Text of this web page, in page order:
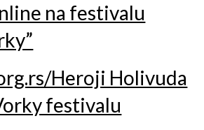
na festivalu
Heroji Holivuda
festivalu